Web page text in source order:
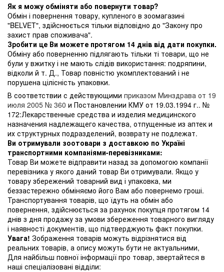
Як я можу обміняти або повернути товар?
Обмін і повернення товару, купленого в зоомагазині
"BELVET", здійснюється тільки відповідно до "Закону про
захист прав споживача".
Зробити це Ви можете протягом 14 днів від дати покупки.
Обміну або поверненню підлягають тільки ті товари, що не
були у вжитку і не мають слідів використання: подряпини,
відколи й т. Д., Товар повністю укомплектований і не
порушена цілісність упаковки.
В соответствии с действующими приказом Минздрава от 19
июля 2005 № 360 и Постановлении КМУ от 19.03.1994 г.. №
172:Лекарственные средства и изделия медицинского
назначения надлежащего качества, отпущенные из аптек и
их структурных подразделений, возврату не подлежат.
Ви отримували зоотовари з доставкою по Україні
транспортними компаніями-перевізниками:
Товар Ви можете відправити назад за допомогою компанії
перевізника у якого даний товар Ви отримували. Якщо у
товару збережений товарний вид і упаковка, ми
беззастережно обміняємо його Вам або повернемо гроші.
Транспортування товарів, що їдуть на обмін або
повернення, здійснюється за рахунок покупця протягом 14
днів з дня продажу за умови збереження товарного вигляду
і наявності документів, що підтверджують факт покупки.
Увага! Зображення товарів можуть відрізнятися від
реальних товарів, а опису можуть бути не актуальними,
Для найбільш повної інформації про товар, звертайтеся в
наші спеціалізовані відділи: